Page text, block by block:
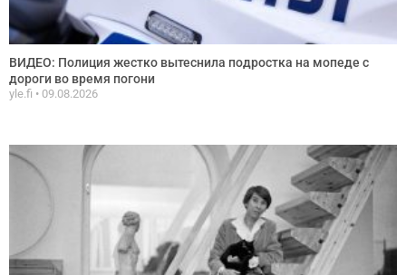
ВИДЕО: Полиция жестко вытеснила подростка на мопеде с
дороги во время погони
yle.fi 09.08.2026